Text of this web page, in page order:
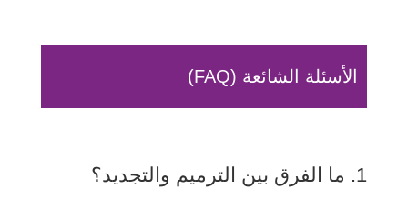
الأسئلة الشائعة (FAQ)
1. ما الفرق بين الترميم والتجديد؟